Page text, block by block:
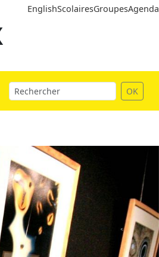
EnglishScolairesGroupesAgenda
OK